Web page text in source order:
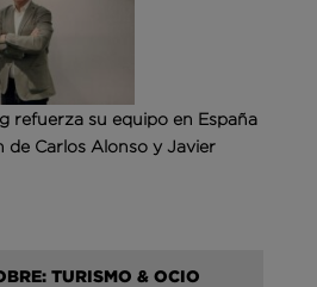
refuerza su equipo en España
de Carlos Alonso y Javier
TURISMO & OCIO